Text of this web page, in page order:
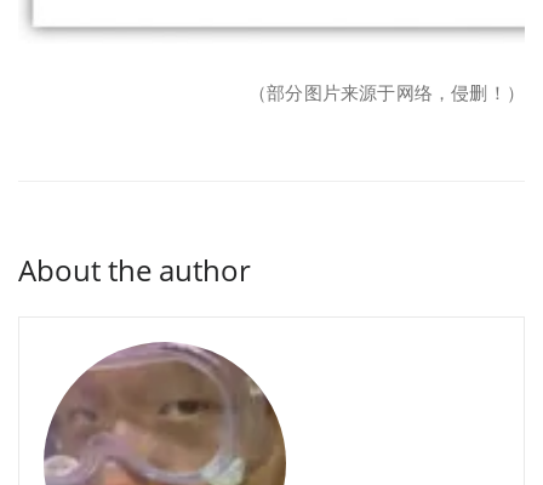
（部分图片来源于网络，侵删！）
About the author